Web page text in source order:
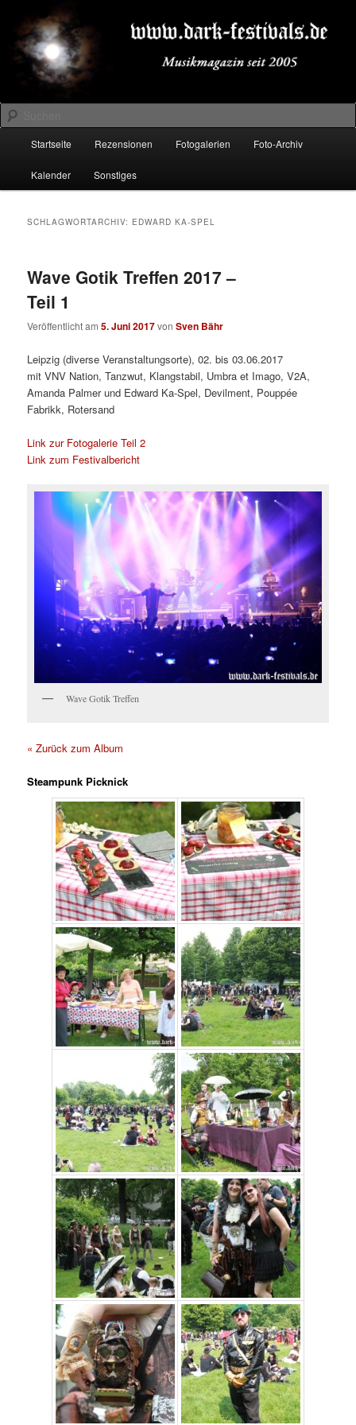
primären
Inhalt
springen
sekundären
Inhalt
springenDARK-FESTIVALS.DE
Suchen
Startseite Rezensionen Fotogalerien Foto-Archiv
Kalender Sonstiges
SCHLAGWORTARCHIV: EDWARD KA-SPEL
Wave Gotik Treffen 2017 –
Teil 1
Veröffentlicht am5. Juni 2017vonSven Bähr
Leipzig (diverse Veranstaltungsorte), 02. bis 03.06.2017
mitVNV Nation, Tanzwut, Klangstabil, Umbra et Imago, V2A,
Amanda Palmer und Edward Ka-Spel, Devilment, Pouppée
Fabrikk, Rotersand
Link zur Fotogalerie Teil 2
Link zum Festivalbericht
Wave Gotik Treffen
« Zurück zum Album
Steampunk Picknick